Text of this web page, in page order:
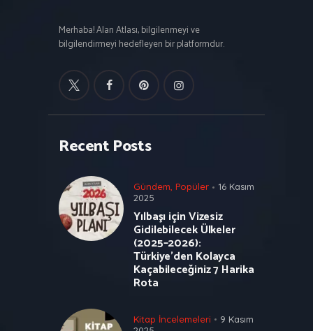
Merhaba! Alan Atlası, bilgilenmeyi ve
bilgilendirmeyi hedefleyen bir platformdur.
Recent Posts
Gündem, Popüler
16 Kasım
2025
Yılbaşı için Vizesiz
Gidilebilecek Ülkeler
(2025–2026):
Türkiye’den Kolayca
Kaçabileceğiniz 7 Harika
Rota
Kitap İncelemeleri
9 Kasım